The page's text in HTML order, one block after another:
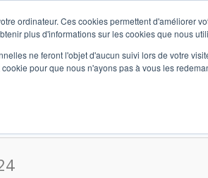
ordinateur. Ces cookies permettent d'améliorer
plus d'informations sur les cookies que nous
ne feront l'objet d'aucun suivi lors de votre
pour que nous n'ayons pas à vous les